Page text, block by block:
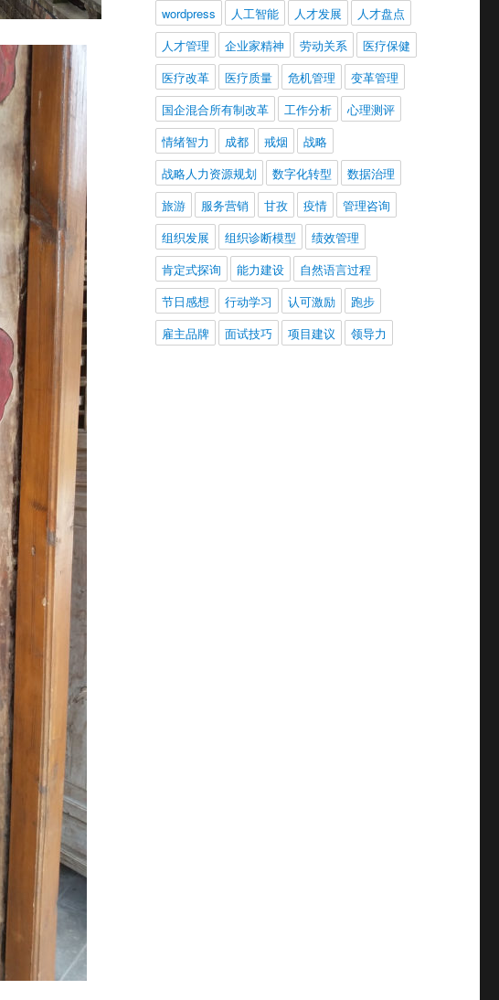
wordpress
人工智能 人才发展
人才盘点
人才管理
企业家精神 劳动关系
医疗保健
医疗改革
医疗质量 危机管理
变革管理
国企混合所有制改革
工作分析
心理测评
情绪智力
成都 戒烟
战略
战略人力资源规划
数字化转型
数据治理
旅游
服务营销 甘孜 疫情
管理咨询
组织发展
组织诊断模型
绩效管理
肯定式探询
能力建设
自然语言过程
节日感想
行动学习 认可激励
跑步
雇主品牌
面试技巧 项目建议 领导力